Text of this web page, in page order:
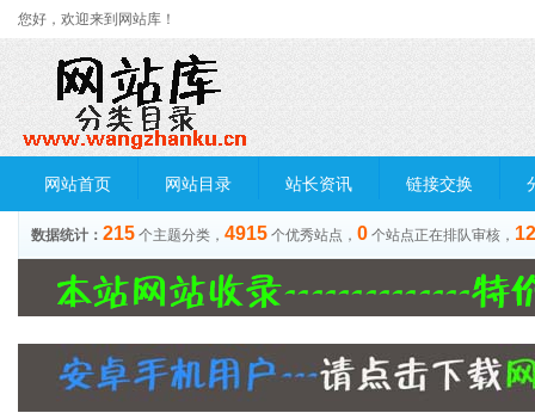
您好，欢迎来到网站库！
网站首页 网站目录 站长资讯 链接交换
数据统计： 215 个主题分类， 4915 个优秀站点， 0 个站点正在排队审核，